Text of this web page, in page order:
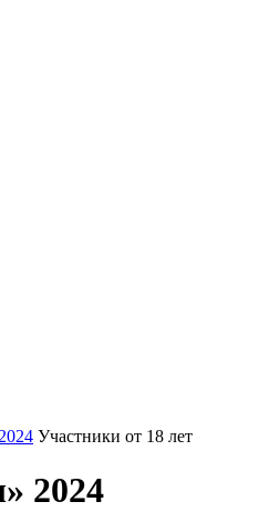
Участники от 18 лет
2024